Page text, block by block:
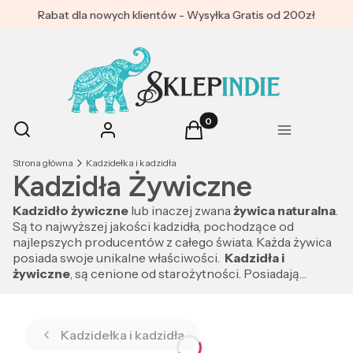
Rabat dla nowych klientów - Wysyłka Gratis od 200zł
Otwórz wyszukiwarkę
Szukaj Zaloguj się Produkty w koszyku: 0.
Koszyk Menu
Strona główna Kadzidełka i kadzidła
Kadzidła Żywiczne
Kadzidło żywiczne lub inaczej zwanażywica naturalna.
Są to najwyższej jakości kadzidła, pochodzące od
najlepszych producentów z całego świata. Każda żywica
posiada swoje unikalne właściwości. Kadzidła i
żywiczne, są cenione od starożytności. Posiadają
Kadzidełka i kadzidła